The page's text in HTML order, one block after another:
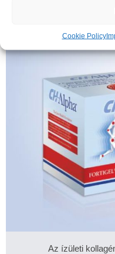
Cookie Policy
Az ízületi